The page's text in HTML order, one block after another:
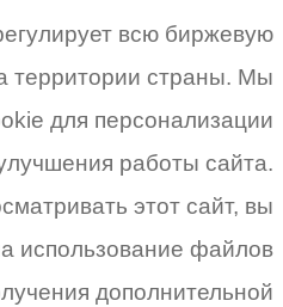
всю биржевую
территории страны. Мы
для персонализации
работы сайта.
этот сайт, вы
использование файлов
дополнительной